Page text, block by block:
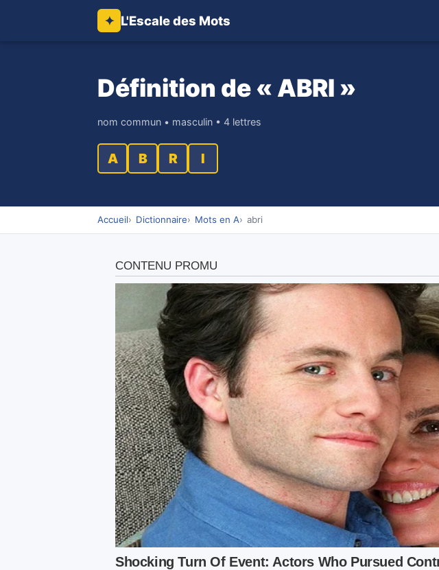
✦ L'Escale des Mots
Définition de « ABRI »
nom commun • masculin • 4 lettres
A B R I
Accueil Dictionnaire Mots en A abri